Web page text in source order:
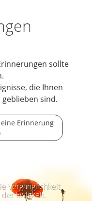
sollte
die Ihnen
sind.
Erinnerung
Vergänglichkeit,
Ewigkeit.